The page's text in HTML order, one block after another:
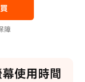
使用時間